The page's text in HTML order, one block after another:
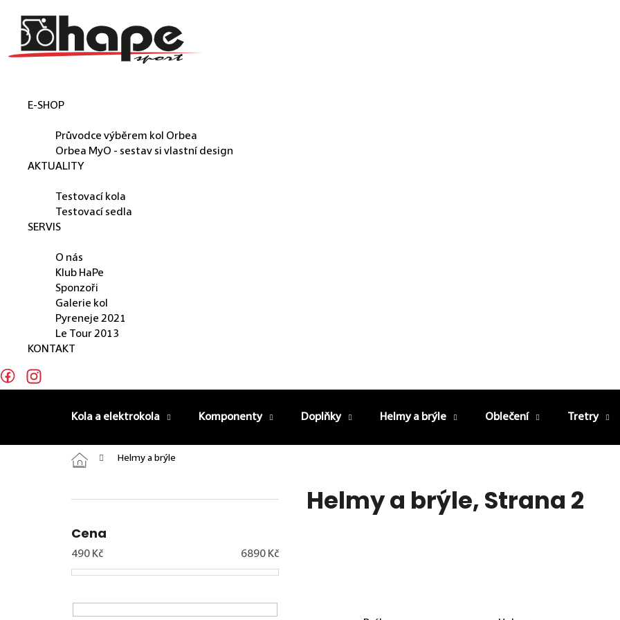
E-SHOP
Průvodce výběrem kol Orbea
Orbea MyO - sestav si vlastní design
AKTUALITY
Testovací kola
Testovací sedla
SERVIS
O nás
Klub HaPe
Sponzoři
Galerie kol
Pyreneje 2021
Le Tour 2013
KONTAKT
Kola a elektrokola Komponenty Doplňky Helmy a brýle Oblečení Tretry
Domů Helmy a brýle
Cena
490 Kč 6890 Kč
Helmy a brýle, Strana 2
Košík
Zpět
do
Zpět
do